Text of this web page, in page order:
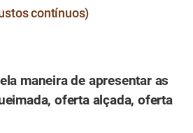
contínuos)
maneira de apresentar as
oferta alçada, oferta